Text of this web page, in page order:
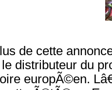
de cette
distributeur du
europÃ©en.